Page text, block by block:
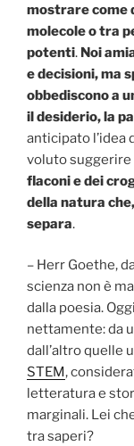
mostrare come
molecole o tra
potenti. Noi
e decisioni, ma
obbediscono a
il desiderio, la
anticipato l’idea
voluto suggerire
flaconi e dei
della natura
separa.
– Herr Goethe,
scienza non è
dalla poesia.
nettamente: da
dall’altro quelle
STEM,
letteratura e
marginali. Lei
tra saperi?